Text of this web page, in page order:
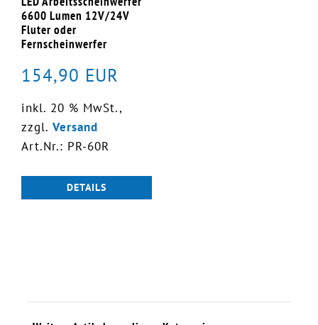
6600 Lumen 12V/24V
Fluter oder
Fernscheinwerfer
154,90 EUR
inkl. 20 % MwSt.,
zzgl.Versand
Art.Nr.: PR-60R
DETAILS